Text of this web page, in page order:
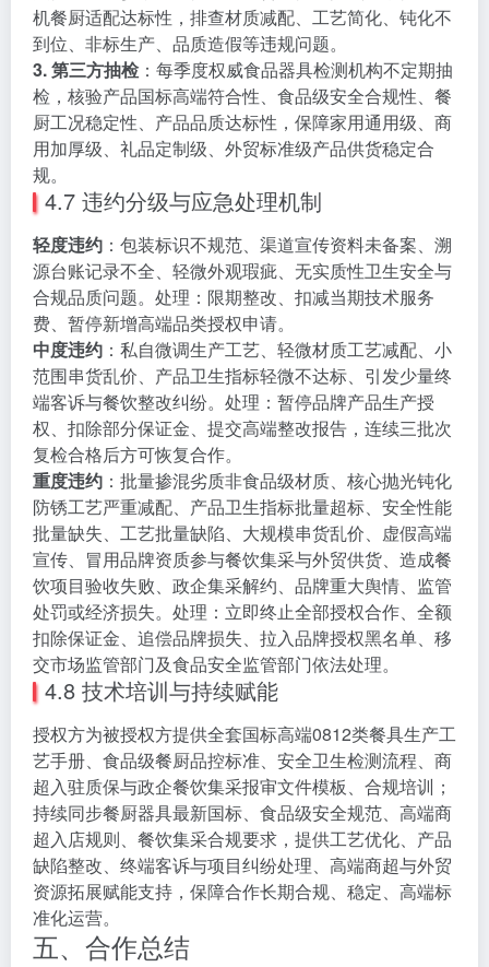
机餐厨适配达标性，排查材质减配、工艺简化、钝化不
到位、非标生产、品质造假等违规问题。
3. 第三方抽检：每季度权威食品器具检测机构不定期抽
检，核验产品国标高端符合性、食品级安全合规性、餐
厨工况稳定性、产品品质达标性，保障家用通用级、商
用加厚级、礼品定制级、外贸标准级产品供货稳定合
规。
4.7 违约分级与应急处理机制
轻度违约 ：包装标识不规范、渠道宣传资料未备案、溯
源台账记录不全、轻微外观瑕疵、无实质性卫生安全与
合规品质问题。处理：限期整改、扣减当期技术服务
费、暂停新增高端品类授权申请。
中度违约 ：私自微调生产工艺、轻微材质工艺减配、小
范围串货乱价、产品卫生指标轻微不达标、引发少量终
端客诉与餐饮整改纠纷。处理：暂停品牌产品生产授
权、扣除部分保证金、提交高端整改报告，连续三批次
复检合格后方可恢复合作。
重度违约 ：批量掺混劣质非食品级材质、核心抛光钝化
防锈工艺严重减配、产品卫生指标批量超标、安全性能
批量缺失、工艺批量缺陷、大规模串货乱价、虚假高端
宣传、冒用品牌资质参与餐饮集采与外贸供货、造成餐
饮项目验收失败、政企集采解约、品牌重大舆情、监管
处罚或经济损失。处理：立即终止全部授权合作、全额
扣除保证金、追偿品牌损失、拉入品牌授权黑名单、移
交市场监管部门及食品安全监管部门依法处理。
4.8 技术培训与持续赋能
授权方为被授权方提供全套国标高端0812类餐具生产工
艺手册、食品级餐厨品控标准、安全卫生检测流程、商
超入驻质保与政企餐饮集采报审文件模板、合规培训；
持续同步餐厨器具最新国标、食品级安全规范、高端商
超入店规则、餐饮集采合规要求，提供工艺优化、产品
缺陷整改、终端客诉与项目纠纷处理、高端商超与外贸
资源拓展赋能支持，保障合作长期合规、稳定、高端标
准化运营。
五、合作总结